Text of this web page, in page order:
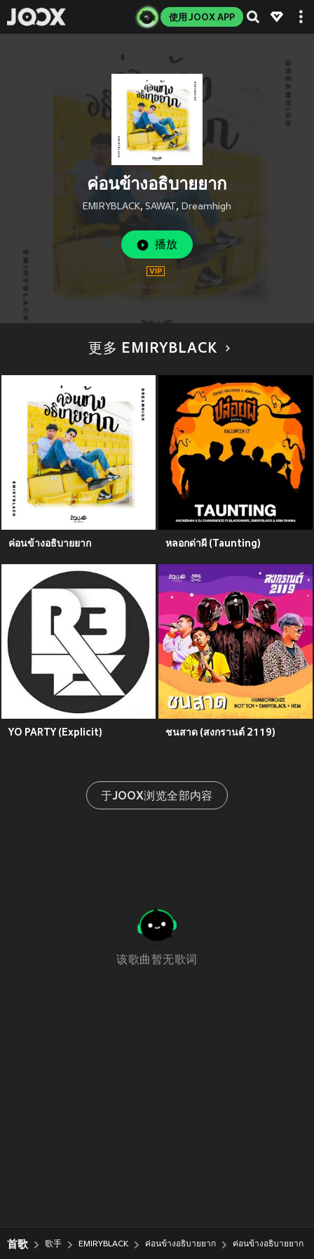
使用 JOOX APP
ค่อนข้างอธิบายยาก
EMIRYBLACK, SAWAT , Dreamhigh
播放
更多 EMIRYBLACK
ค่อนข้างอธิบายยาก หลอกด่าผี (Taunting)
YO PARTY (Explicit) ชนสาด (สงกรานต์ 2119)
于JOOX浏览全部内容
该歌曲暂无歌词
首歌 歌手 EMIRYBLACK ค่อนข้างอธิบายยาก ค่อนข้างอธิบายยาก